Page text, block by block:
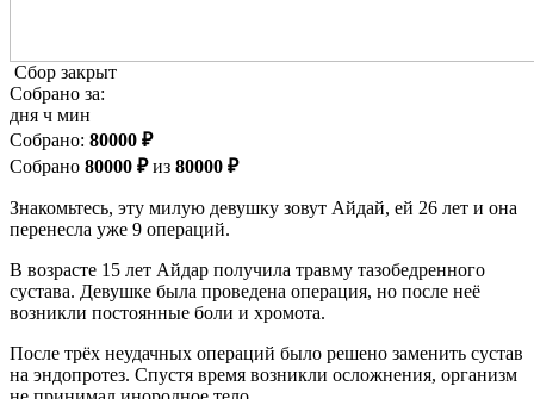
Сбор закрыт
Собрано за:
дня ч мин
Cобрано: 80000 ₽
Собрано 80000 ₽из 80000 ₽
Знакомьтесь, эту милую девушку зовут Айдай, ей 26 лет и она
перенесла уже 9 операций.
В возрасте 15 лет Айдар получила травму тазобедренного
сустава. Девушке была проведена операция, но после неё
возникли постоянные боли и хромота.
После трёх неудачных операций было решено заменить сустав
на эндопротез. Спустя время возникли осложнения, организм